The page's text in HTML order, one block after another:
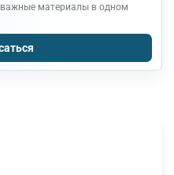
материалы в одном